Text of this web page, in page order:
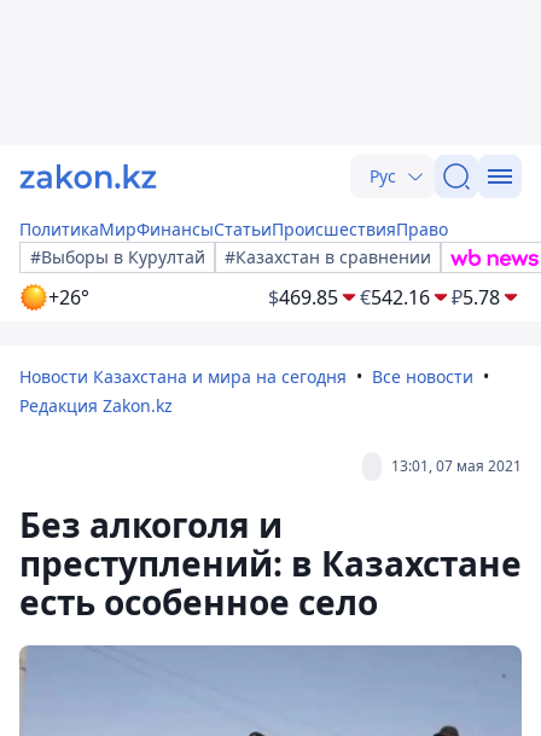
Рус
ПолитикаМирФинансыСтатьиПроисшествияПраво
#Выборы в Курултай
#Казахстан в сравнении
+26° $469.85 €542.16 ₽5.78
Новости Казахстана и мира на сегодня
Все новости
Редакция Zakon.kz
13:01, 07 мая 2021
Без алкоголя и
преступлений: в Казахстане
есть особенное село